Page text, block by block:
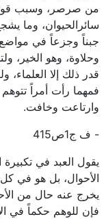
من صرصر، وسبب قوته
سائرالحيوان، وما
جبناً وجزعاً في
وحلاوة، وهو الخير،
قدر ذلك إلا
فمهما رأت أمراً تتوهم
وارتاعت وخافت.
- ف ج1ص415
يقول العبد في
الأحوال، بل هو في كل
يخرج عنه حال من
فإن للوهم حكماً في